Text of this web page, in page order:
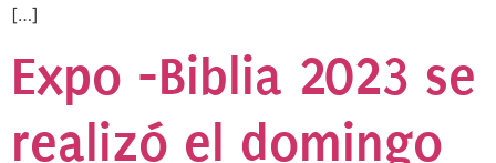
[…]
Expo -Biblia 2023 se
realizó el domingo